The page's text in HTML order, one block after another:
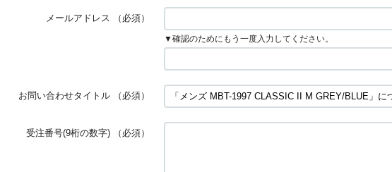
メールアドレス （必須）
▼確認のためにもう一度入力してください。
お問い合わせタイトル （必須）
受注番号(9桁の数字) （必須）